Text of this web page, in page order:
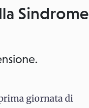
Sindrome
giornata di